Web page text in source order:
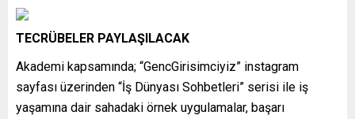
TECRÜBELER PAYLAŞILACAK
Akademi kapsamında; “GencGirisimciyiz” instagram
sayfası üzerinden “İş Dünyası Sohbetleri” serisi ile iş
yaşamına dair sahadaki örnek uygulamalar, başarı